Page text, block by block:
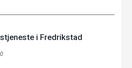
i Fredrikstad